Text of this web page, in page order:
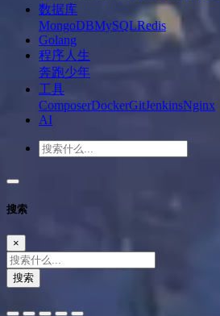
数据库
MongoDBMySQLRedis
Golang
程序人生
奔跑少年
工具
ComposerDockerGitJenkinsNginx
AI
搜索
×
搜索